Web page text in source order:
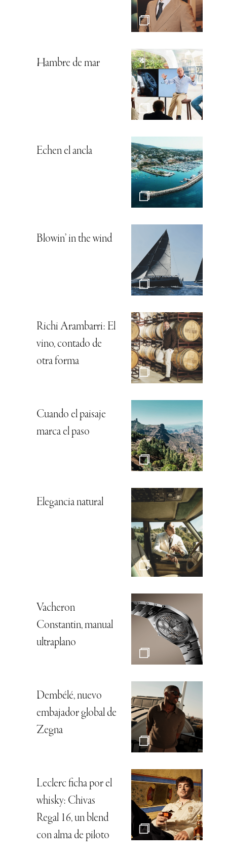
Hambre de mar
Echen el ancla
Blowin’ in the wind
Richi Arambarri: El
vino, contado de
otra forma
Cuando el paisaje
marca el paso
Elegancia natural
Vacheron
Constantin, manual
ultraplano
Dembélé, nuevo
embajador global de
Zegna
Leclerc ficha por el
whisky: Chivas
Regal 16, un blend
con alma de piloto